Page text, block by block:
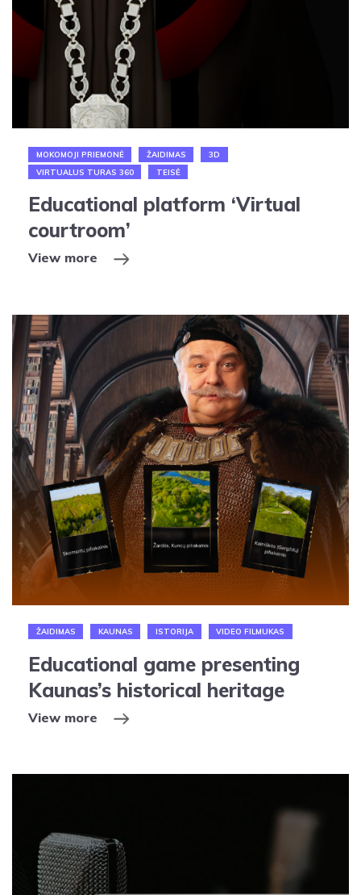
MOKOMOJI PRIEMONĖ ŽAIDIMAS
3D
VIRTUALUS TURAS 360
TEISĖ
Educational platform ‘Virtual
courtroom’
View more
ŽAIDIMAS KAUNAS ISTORIJA VIDEO FILMUKAS
Educational game presenting
Kaunas’s historical heritage
View more